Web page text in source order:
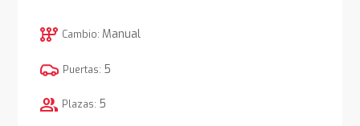
auto_transmission Cambio: Manual
Puertas: 5
group Plazas: 5